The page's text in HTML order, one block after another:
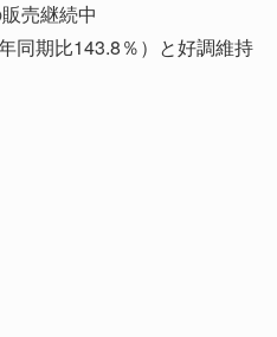
売継続中
同期比143.8％）と好調維持